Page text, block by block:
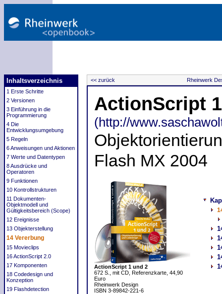
Inhaltsverzeichnis
1 Erste Schritte
2 Versionen
3 Einführung in die
Programmierung
4 Die
Entwicklungsumgebung
5 Regeln
6 Anweisungen und Aktionen
7 Werte und Datentypen
8 Ausdrücke und
Operatoren
9 Funktionen
10 Kontrollstrukturen
11 Dokumenten-
Objektmodell und
Gültigkeitsbereich (Scope)
12 Ereignisse
13 Objekterstellung
14 Vererbung
15 Movieclips
16 ActionScript 2.0
17 Komponenten
18 Codedesign und
Konzeption
19 Flashdetection
<< zurück Rheinwerk
ActionScript
(http://
Flash MX 2004
ActionScript 1 und 2
672 S., mit CD, Referenzkarte, 44,90
Euro
Rheinwerk Design
ISBN 3-89842-221-6